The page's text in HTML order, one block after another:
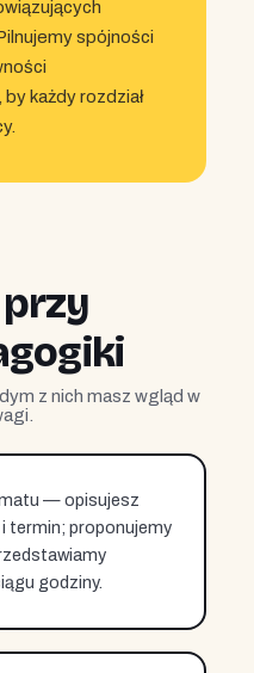
spójności
każdy rozdział
z nich masz wgląd w
— opisujesz
termin; proponujemy
godziny.